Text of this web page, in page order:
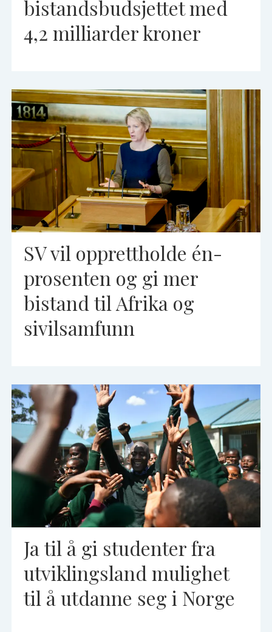
bistandsbudsjettet med
4,2 milliarder kroner
SV vil opprettholde én-
prosenten og gi mer
bistand til Afrika og
sivilsamfunn
Ja til å gi studenter fra
utviklingsland mulighet
til å utdanne seg i Norge